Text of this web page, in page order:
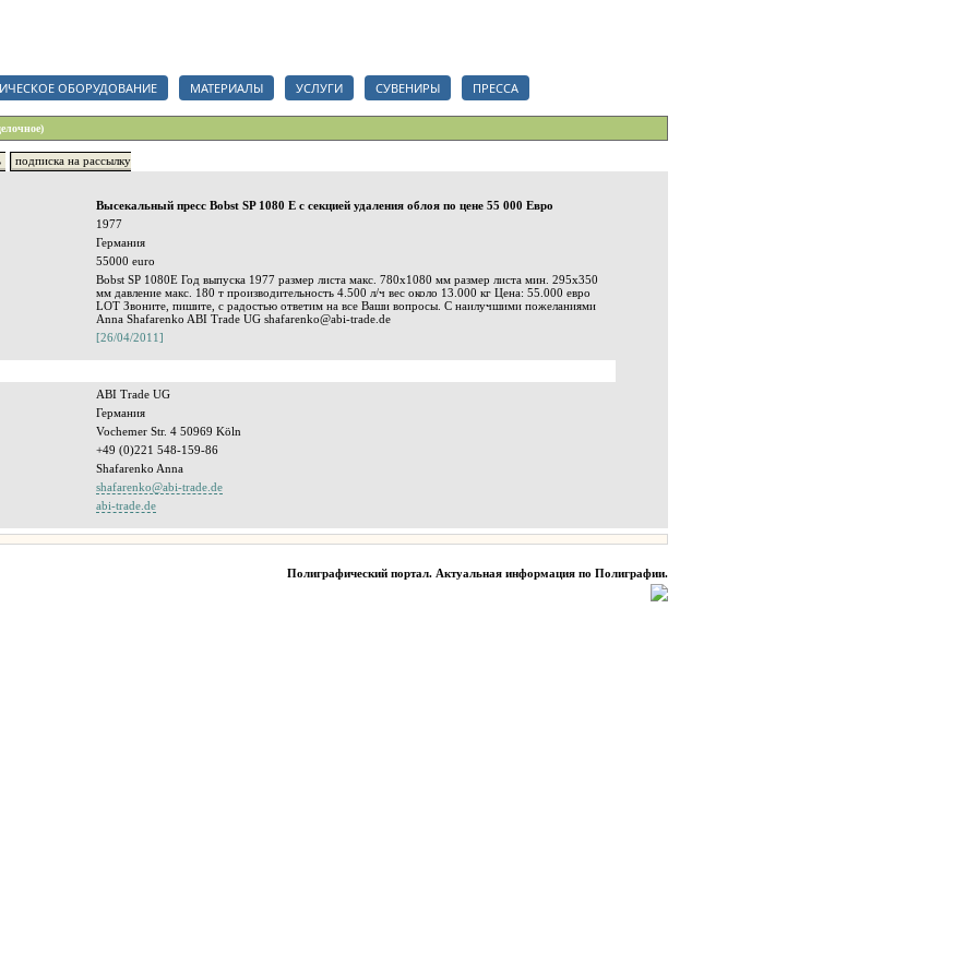
ОБОРУДОВАНИЕ МАТЕРИАЛЫ УСЛУГИ СУВЕНИРЫ ПРЕССА
подписка на рассылку
Высекальный пресс Bobst SP 1080 E с секцией удаления облоя по цене 55 000 Евро
1977
Германия
55000 euro
Bobst SP 1080E Год выпуска 1977 размер листа макс. 780x1080 мм размер листа мин. 295x350
мм давление макс. 180 т производительность 4.500 л/ч вес около 13.000 кг Цена: 55.000 евро
LOT Звоните, пишите, с радостью ответим на все Ваши вопросы. С наилучшими пожеланиями
Anna Shafarenko ABI Trade UG shafarenko@abi-trade.de
[26/04/2011]
ABI Trade UG
Германия
Vochemer Str. 4 50969 Köln
+49 (0)221 548-159-86
Shafarenko Anna
shafarenko@abi-trade.de
abi-trade.de
Полиграфический портал. Актуальная информация по Полиграфии.